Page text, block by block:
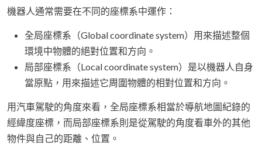
機器人通常需要在不同的座標系中運作：
全局座標系（Global coordinate system）用來描述整個
環境中物體的絕對位置和方向。
局部座標系（Local coordinate system）是以機器人自身
當原點，用來描述它周圍物體的相對位置和方向。
用汽車駕駛的角度來看，全局座標系相當於導航地圖紀錄的
經緯度座標，而局部座標系則是從駕駛的角度看車外的其他
物件與自己的距離、位置。